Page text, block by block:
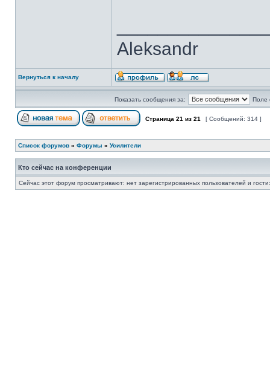
Aleksandr
Вернуться к началу
Показать сообщения за: Поле
Страница 21 из 21 [ Сообщений: 314 ]
Список форумов » Форумы » Усилители
Кто сейчас на конференции
Сейчас этот форум просматривают: нет зарегистрированных пользователей и